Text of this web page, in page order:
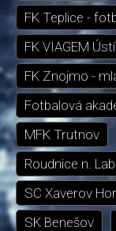
FK Teplice -
FK VIAGEM
FK Znojmo -
Fotbalová
MFK Trutnov
Roudnice n.
SC Xaverov
SK Benešov